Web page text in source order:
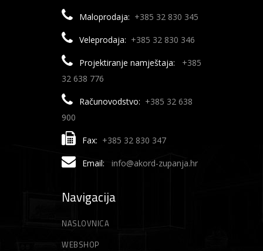
Maloprodaja: +385 32 830 345
Veleprodaja: +385 32 830 346
Projektiranje namještaja:
+385
32 638 776
Računovodstvo: +385 32 638
900
Fax: +385 32 830 347
Email: info@akord-zupanja.hr
Navigacija
NASLOVNICA
WEBSHOP